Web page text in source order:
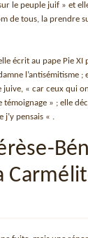
le peuple juif » et
de tous, la prendre
écrit au pape Pie
l’antisémitisme ;
juive, « car ceux qui
» ; elle
j’y pensais « .